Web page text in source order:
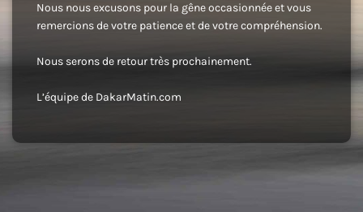
Nous nous excusons pour la gêne occasionnée et vous
remercions de votre patience et de votre compréhension.
Nous serons de retour très prochainement.
L’équipe de DakarMatin.com